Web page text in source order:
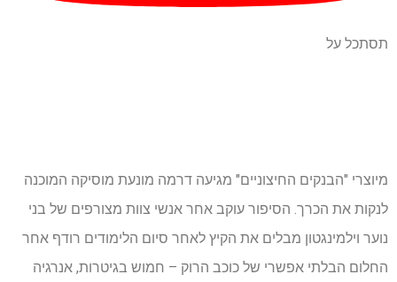
תסתכל על
מיוצרי "הבנקים החיצוניים" מגיעה דרמה מונעת מוסיקה המוכנה
לנקות את הכרך. הסיפור עוקב אחר אנשי צוות מצורפים של בני
נוער וילמינגטון מבלים את הקיץ לאחר סיום הלימודים רודף אחר
החלום הבלתי אפשרי של כוכב הרוק – חמוש בגיטרות, אנרגיה